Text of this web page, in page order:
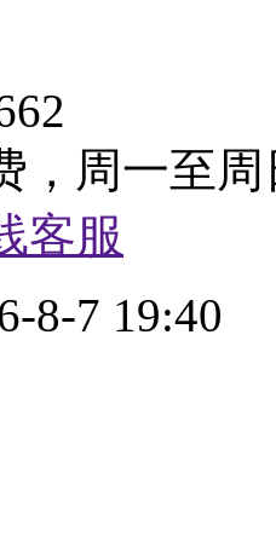
，周一至周
客服
8-7 19:40